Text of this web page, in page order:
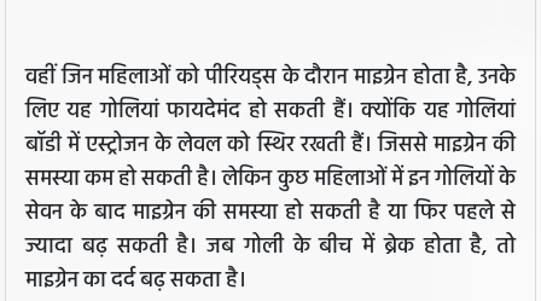
वहीं जिन महिलाओं को पीरियड्स के दौरान माइग्रेन होता है, उनके
लिए यह गोलियां फायदेमंद हो सकती हैं। क्योंकि यह गोलियां
बॉडी में एस्ट्रोजन के लेवल को स्थिर रखती हैं। जिससे माइग्रेन की
समस्या कम हो सकती है। लेकिन कुछ महिलाओं में इन गोलियों के
सेवन के बाद माइग्रेन की समस्या हो सकती है या फिर पहले से
ज्यादा बढ़ सकती है। जब गोली के बीच में ब्रेक होता है, तो
माइग्रेन का दर्द बढ़ सकता है।